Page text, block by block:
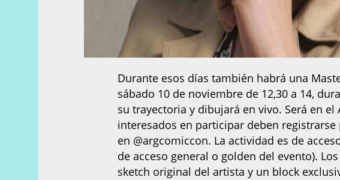
Durante esos días también habrá una
sábado 10 de noviembre de 12,30 a 14,
su trayectoria y dibujará en vivo. Será en
interesados en participar deben
en @argcomiccon. La actividad es de
de acceso general o golden del evento).
sketch original del artista y un block